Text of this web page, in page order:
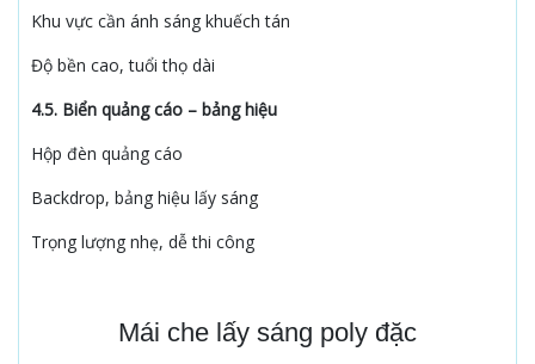
Khu vực cần ánh sáng khuếch tán
Độ bền cao, tuổi thọ dài
4.5. Biển quảng cáo – bảng hiệu
Hộp đèn quảng cáo
Backdrop, bảng hiệu lấy sáng
Trọng lượng nhẹ, dễ thi công
Mái che lấy sáng poly đặc